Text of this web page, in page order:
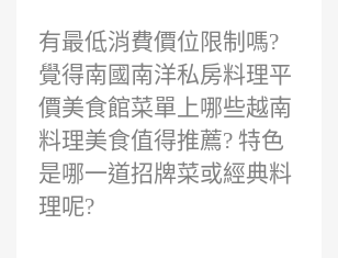
有最低消費價位限制嗎?
覺得南國南洋私房料理平
價美食館菜單上哪些越南
料理美食值得推薦? 特色
是哪一道招牌菜或經典料
理呢?